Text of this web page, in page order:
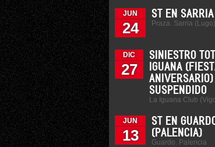
JUN
24
ST EN
Praza. Sarria (Lugo)
DIC
27
SINIESTRO
IGUANA
SUSPENDIDO
La Iguana Club
JUN
13
ST EN
(PALENCIA)
Guardo. Palencia